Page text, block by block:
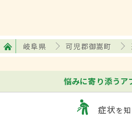
岐阜県 可児郡御嵩町
悩みに寄り添うア
症状を